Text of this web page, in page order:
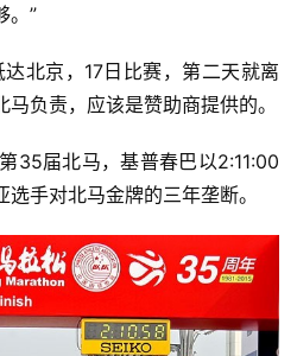
。”
北京，17日比赛，第二天就离
负责，应该是赞助商提供的。
35届北马，基普春巴以2:11:00
手对北马金牌的三年垄断。